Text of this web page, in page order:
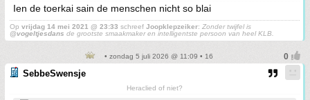
Ien de toerkai sain de menschen nicht so blai
Op vrijdag 14 mei 2021 @ 23:33 schreef Joopklepzeiker: Zonder twijfel is
@vogeltjesdans de grootste smaakmaker en intelligentste persoon van heel KLB.
• zondag 5 juli 2026 @ 11:09 • 16
SebbeSwensje
Heraclied of niet?